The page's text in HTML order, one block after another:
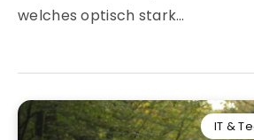
welches optisch stark…
IT &